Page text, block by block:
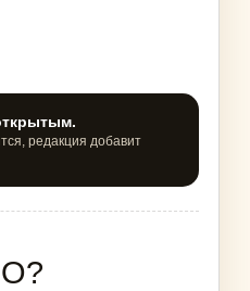
редакция добавит